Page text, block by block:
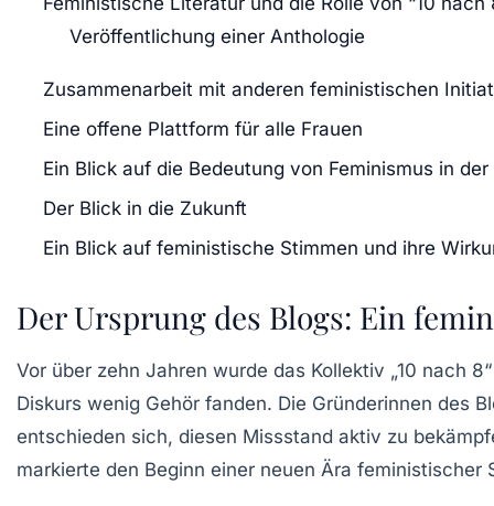
Veröffentlichung einer Anthologie
Zusammenarbeit mit anderen feministischen
Eine offene Plattform für alle Frauen
Ein Blick auf die Bedeutung von Feminismus in
Der Blick in die Zukunft
Ein Blick auf feministische Stimmen und ihre
Der Ursprung des Blogs: Ein
Vor über zehn Jahren wurde das Kollektiv „10 nach
Diskurs wenig Gehör fanden. Die Gründerinnen des
entschieden sich, diesen Missstand aktiv zu
markierte den Beginn einer neuen Ära feministischer